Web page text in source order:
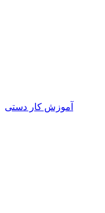
آموزش کار دستی